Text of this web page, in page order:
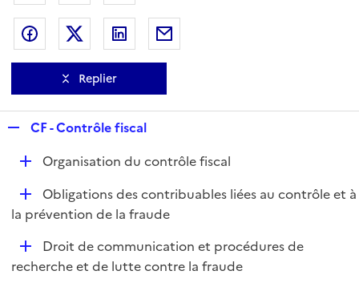
Partager sur Facebook
Partager sur Twitter
Partager sur LinkedIn
Replier
p
l
i
e
r
CF - Contrôle fiscal
D
l
r
Organisation du contrôle fiscal
D
é
i
Obligations des contribuables liées au contrôle et à
la prévention de la fraude
D
é
Droit de communication et procédures de
recherche et de lutte contre la fraude